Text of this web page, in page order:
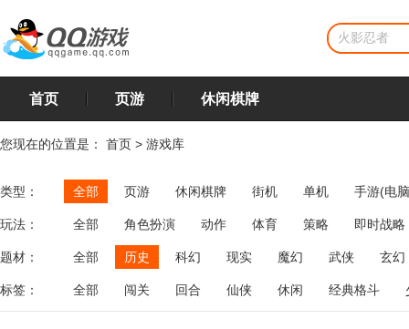
首页 页游 休闲棋牌
您现在的位置是： 首页 > 游戏库
类型： 全部 页游 休闲棋牌 街机 单机 手游(电
玩法： 全部 角色扮演 动作 体育 策略
即时战略
飞行
恋爱 第三人称射击 棋类 牌类 麻将
题材： 全部 历史 科幻 现实 魔幻 武侠 玄幻
标签： 全部 闯关 回合 仙侠 休闲 经典格斗